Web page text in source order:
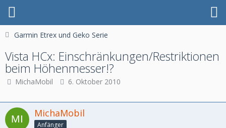
Garmin Etrex und Geko Serie
Vista HCx: Einschränkungen/Restriktionen
beim Höhenmesser!?
MichaMobil 6. Oktober 2010
MichaMobil
Anfänger